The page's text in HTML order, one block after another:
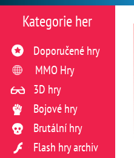
Kategorie her
Doporučené hry
MMO Hry
3D hry
Bojové hry
Brutální hry
Flash hry archiv